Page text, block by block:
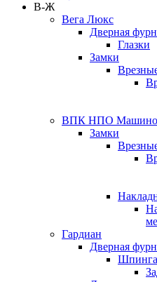
В-Ж
Вега Люкс
Дверная
Глазки
Замки
ВПК НПО
Замки
Гардиан
Дверная